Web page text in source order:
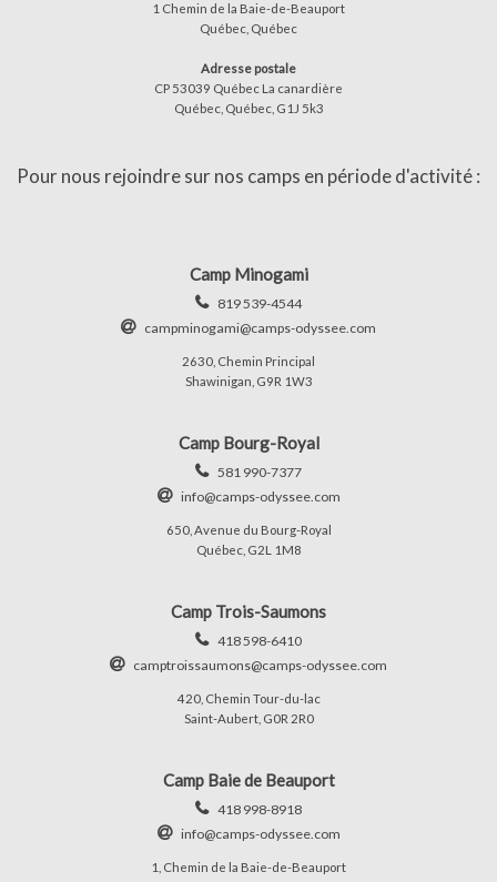
1 Chemin de la Baie-de-Beauport
Québec, Québec
Adresse postale
CP 53039 Québec La canardière
Québec, Québec, G1J 5k3
Pour nous rejoindre sur nos camps en période d'activité :
Camp Minogami
819 539-4544
campminogami@camps-odyssee.com
2630, Chemin Principal
Shawinigan, G9R 1W3
Camp Bourg-Royal
581 990-7377
info@camps-odyssee.com
650, Avenue du Bourg-Royal
Québec, G2L 1M8
Camp Trois-Saumons
418 598-6410
camptroissaumons@camps-odyssee.com
420, Chemin Tour-du-lac
Saint-Aubert, G0R 2R0
Camp Baie de Beauport
418 998-8918
info@camps-odyssee.com
1, Chemin de la Baie-de-Beauport